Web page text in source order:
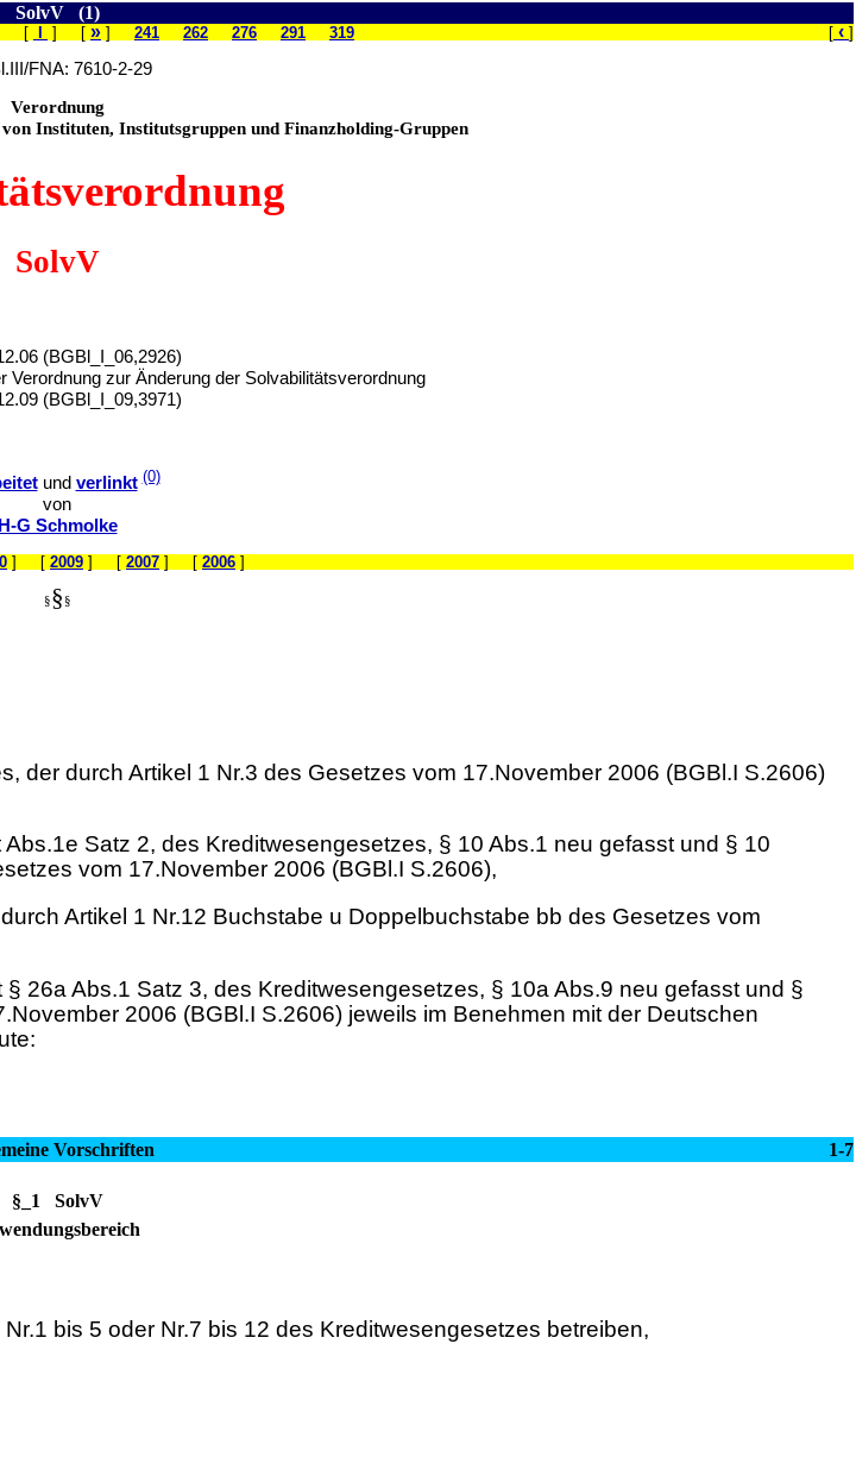
SolvV (1)
[ ] [ » ] 241 262 276 291 319 [ ‹ ]
FNA: 7610-2-29
Verordnung
Instituten, Institutsgruppen und Finanzholding-Gruppen
SolvV
(BGBl_I_06,2926)
Verordnung zur Änderung der Solvabilitätsverordnung
(BGBl_I_09,3971)
und verlinkt (0)
von
H-G Schmolke
] [ 2009 ] [ 2007 ] [ 2006 ]
§§ §
der durch Artikel 1 Nr.3 des Gesetzes vom 17.November 2006 (BGBl.I S.2606)
Satz 2, des Kreditwesengesetzes, § 10 Abs.1 neu gefasst und § 10
vom 17.November 2006 (BGBl.I S.2606),
Artikel 1 Nr.12 Buchstabe u Doppelbuchstabe bb des Gesetzes vom
26a Abs.1 Satz 3, des Kreditwesengesetzes, § 10a Abs.9 neu gefasst und §
2006 (BGBl.I S.2606) jeweils im Benehmen mit der Deutschen
Vorschriften 1-7
§_1 SolvV
bis 5 oder Nr.7 bis 12 des Kreditwesengesetzes betreiben,